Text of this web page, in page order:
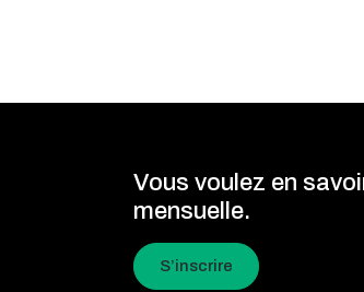
Vous voulez en
mensuelle.
S’inscrire